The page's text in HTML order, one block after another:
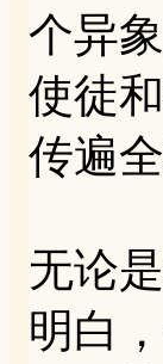
个异
使徒
传遍全
无论
明白